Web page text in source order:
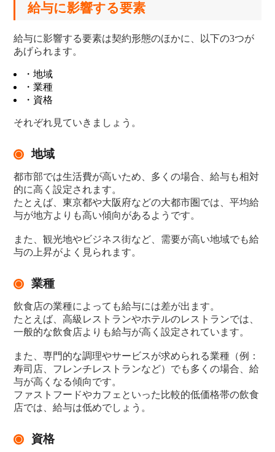
給与に影響する要素
給与に影響する要素は契約形態のほかに、以下の3つが
あげられます。
・地域
・業種
・資格
それぞれ見ていきましょう。
地域
都市部では生活費が高いため、多くの場合、給与も相対
的に高く設定されます。
たとえば、東京都や大阪府などの大都市圏では、平均給
与が地方よりも高い傾向があるようです。
また、観光地やビジネス街など、需要が高い地域でも給
与の上昇がよく見られます。
業種
飲食店の業種によっても給与には差が出ます。
たとえば、高級レストランやホテルのレストランでは、
一般的な飲食店よりも給与が高く設定されています。
また、専門的な調理やサービスが求められる業種（例：
寿司店、フレンチレストランなど）でも多くの場合、給
与が高くなる傾向です。
ファストフードやカフェといった比較的低価格帯の飲食
店では、給与は低めでしょう。
資格